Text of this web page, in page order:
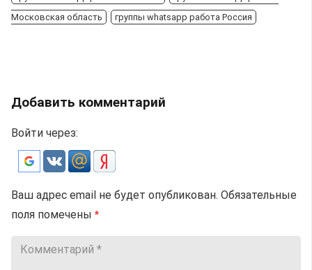
Московская область
группы whatsapp работа Россия
Добавить комментарий
Войти через:
Ваш адрес email не будет опубликован. Обязательные
поля помечены *